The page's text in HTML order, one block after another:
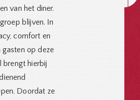
van het diner.
blijven. In
comfort en
op deze
brengt hierbij
Doordat ze